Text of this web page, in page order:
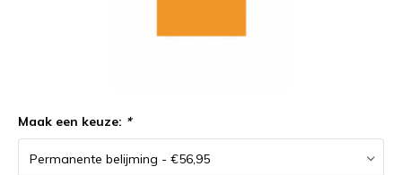
Maak een keuze: *